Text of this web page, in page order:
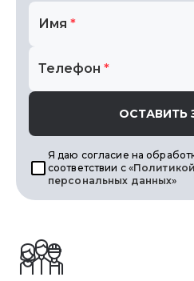
Имя *
Телефон *
ОСТАВИТЬ
Я даю согласие на
соответствии с
персональных данных»